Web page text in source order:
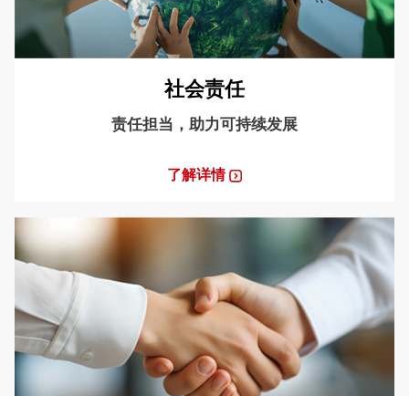
社会责任
责任担当，助力可持续发展
了解详情